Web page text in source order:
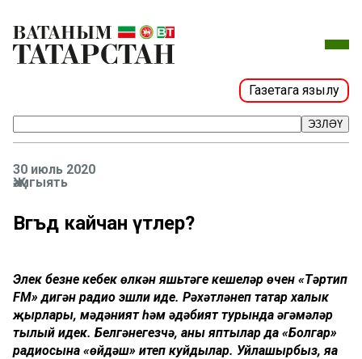
Газетага язылу
ЭЗЛӘҮ
30 июль 2020
Җәмгыять
Вәгъдә кайчан үтәлер?
Элек безнең кебек өлкән яшьтәге кешеләр өчен «Тәртип
FM» дигән радио эшли иде. Рәхәтләнеп татар халык
җырлары, мәдәният һәм әдәбият турында әңгәмәләр
тыңлый идек. Белгәнегезчә, аны яптылар да «Болгар»
радиосына «өйдәш» итеп куйдылар. Уйлашырбыз, яңа